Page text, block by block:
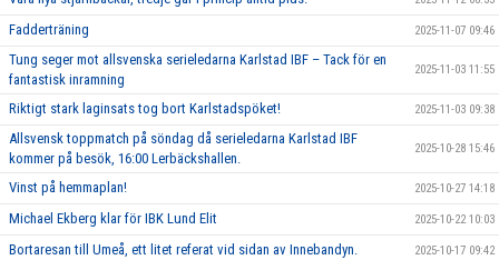
Fadderträning 2025-11-07 09:46
Tung seger mot allsvenska serieledarna Karlstad IBF – Tack för en
fantastisk inramning
2025-11-03 11:55
Riktigt stark laginsats tog bort Karlstadspöket! 2025-11-03 09:38
Allsvensk toppmatch på söndag då serieledarna Karlstad IBF
kommer på besök, 16:00 Lerbäckshallen.
2025-10-28 15:46
Vinst på hemmaplan! 2025-10-27 14:18
Michael Ekberg klar för IBK Lund Elit 2025-10-22 10:03
Bortaresan till Umeå, ett litet referat vid sidan av Innebandyn. 2025-10-17 09:42